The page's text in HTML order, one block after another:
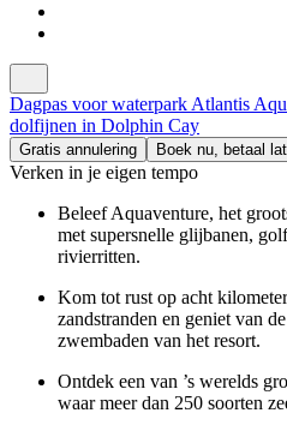
Dagpas voor waterpark Atlantis
dolfijnen in Dolphin Cay
Gratis annulering Boek nu, betaal
Verken in je eigen tempo
Beleef Aquaventure, het
met supersnelle glijbanen,
rivierritten.
Kom tot rust op acht
zandstranden en geniet van
zwembaden van het resort.
Ontdek een van ’s werelds
waar meer dan 250 soorten